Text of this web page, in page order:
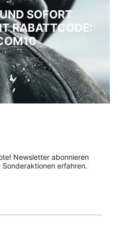
SOFORT
RABATTCODE:
Newsletter abonnieren
erfahren.